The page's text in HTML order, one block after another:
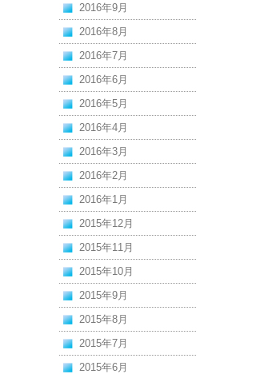
2016年9月
2016年8月
2016年7月
2016年6月
2016年5月
2016年4月
2016年3月
2016年2月
2016年1月
2015年12月
2015年11月
2015年10月
2015年9月
2015年8月
2015年7月
2015年6月